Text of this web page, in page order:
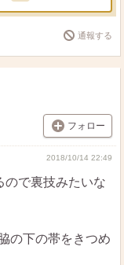
通報する
フォロー
2018/10/14 22:49
ので裏技みたいな
の下の帯をきつめ